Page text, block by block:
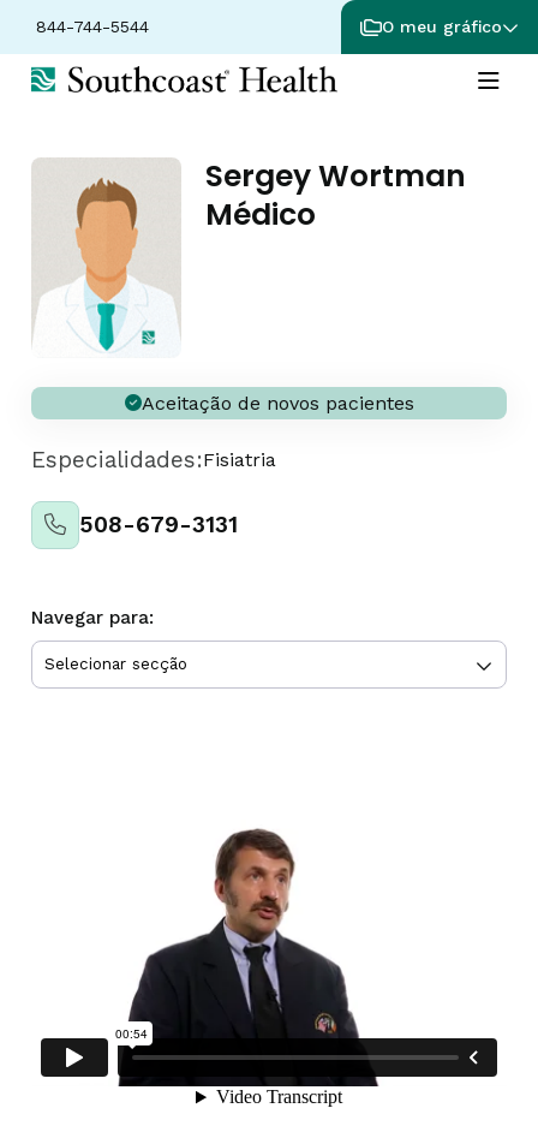
844-744-5544 O meu gráfico
Sergey Wortman
Médico
Aceitação de novos pacientes
Especialidades:Fisiatria
508-679-3131
Navegar para: